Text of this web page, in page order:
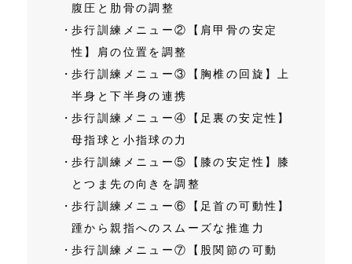
腹圧と肋骨の調整
歩行訓練メニュー②【肩甲骨の安定
性】肩の位置を調整
歩行訓練メニュー③【胸椎の回旋】上
半身と下半身の連携
歩行訓練メニュー④【足裏の安定性】
母指球と小指球の力
歩行訓練メニュー⑤【膝の安定性】膝
とつま先の向きを調整
歩行訓練メニュー⑥【足首の可動性】
踵から親指へのスムーズな推進力
歩行訓練メニュー⑦【股関節の可動